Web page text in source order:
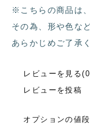
※こちらの商品は
その為、形や色な
あらかじめご了承
レビューを見る
レビューを投稿
オプションの値